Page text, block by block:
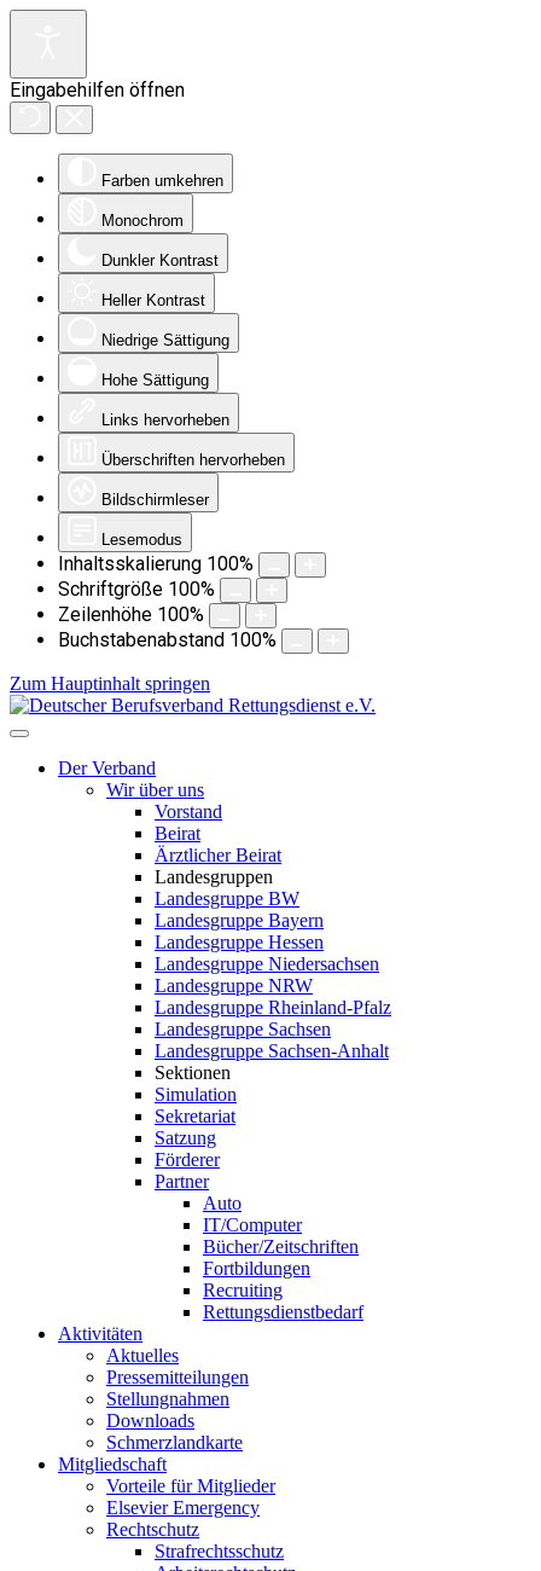
Eingabehilfen öffnen
Farben umkehren
Monochrom
Dunkler Kontrast
Heller Kontrast
Niedrige Sättigung
Hohe Sättigung
Links hervorheben
Überschriften hervorheben
Bildschirmleser
Lesemodus
Inhaltsskalierung 100%
Schriftgröße 100%
Zeilenhöhe 100%
Buchstabenabstand 100%
Zum Hauptinhalt springen
Der Verband
Wir über uns
Vorstand
Beirat
Ärztlicher Beirat
Landesgruppen
Landesgruppe BW
Landesgruppe Bayern
Landesgruppe Hessen
Landesgruppe Niedersachsen
Landesgruppe NRW
Landesgruppe Rheinland-Pfalz
Landesgruppe Sachsen
Landesgruppe Sachsen-Anhalt
Sektionen
Simulation
Sekretariat
Satzung
Förderer
Partner
Auto
IT/Computer
Bücher/Zeitschriften
Fortbildungen
Recruiting
Rettungsdienstbedarf
Aktivitäten
Aktuelles
Pressemitteilungen
Stellungnahmen
Downloads
Schmerzlandkarte
Mitgliedschaft
Vorteile für Mitglieder
Elsevier Emergency
Rechtschutz
Strafrechtsschutz